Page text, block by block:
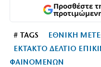
Προσθέστε
# TAGS
ΕΘΝΙΚΗ
ΕΚΤΑΚΤΟ ΔΕΛΤΙΟ
ΦΑΙΝΟΜΕΝΩΝ